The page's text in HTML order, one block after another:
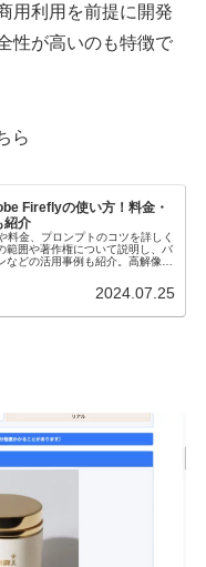
用利用を前提に開発
性が高いのも特徴で
ら
Fireflyの使い方！料金・
紹介
料金、プロンプトのコツを詳しく
範囲や著作権について説明し、バ
などの活用事例も紹介。高解像度
2024.07.25